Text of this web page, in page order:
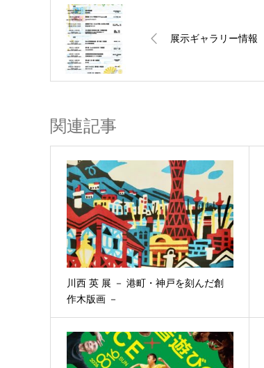
展示ギャラリー情報
関連記事
川西 英 展 － 港町・神戸を刻んだ創
作木版画 －